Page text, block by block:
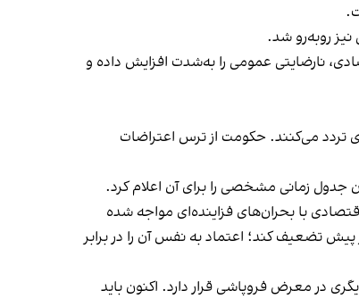
افزایش یافت. این بحران اقتصادی، نارضایتی عمومی را به‌شدت افزایش داده و
تردد می‌کنند. حکومت از ترس اعتراضات
زمانی مشخصی را برای آن اعلام کرد.
با بحران‌های فزاینده‌ای مواجه شده
تضعیف کند؛ اعتماد به نفس آن را در برابر
در معرض فروپاشی قرار دارد. اکنون باید